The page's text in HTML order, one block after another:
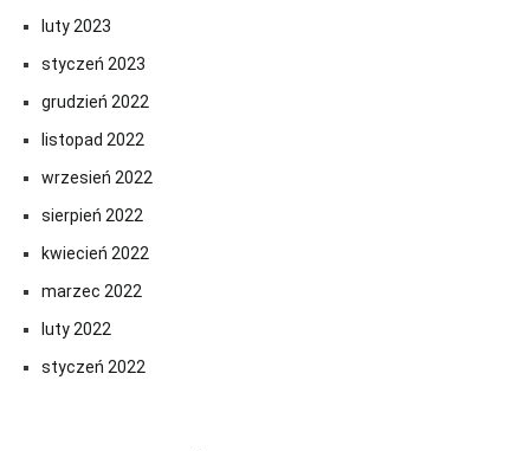
luty 2023
styczeń 2023
grudzień 2022
listopad 2022
wrzesień 2022
sierpień 2022
kwiecień 2022
marzec 2022
luty 2022
styczeń 2022